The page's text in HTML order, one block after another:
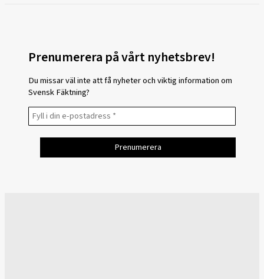
Prenumerera på vårt nyhetsbrev!
Du missar väl inte att få nyheter och viktig information om
Svensk Fäktning?